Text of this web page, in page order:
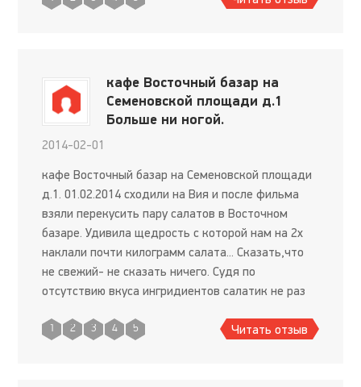
кафе Восточный базар на
Семеновской площади д.1
Больше ни ногой.
2014-02-01
кафе Восточный базар на Семеновской площади
д.1. 01.02.2014 сходили на Вия и после фильма
взяли перекусить пару салатов в Восточном
базаре. Удивила щедрость с которой нам на 2х
наклали почти килограмм салата... Сказать,что
не свежий- не сказать ничего. Судя по
отсутствию вкуса ингридиентов салатик не раз
новым соусом. При бл
1 2 3 4 5 Читать отзыв